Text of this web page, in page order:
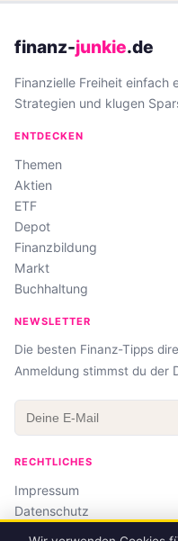
finanz-junkie.de
Finanzielle Freiheit einfach
Strategien und klugen
ENTDECKEN
Themen
Aktien
ETF
Depot
Finanzbildung
Markt
Buchhaltung
NEWSLETTER
Die besten Finanz-Tipps
Anmeldung stimmst du der
RECHTLICHES
Impressum
Datenschutz